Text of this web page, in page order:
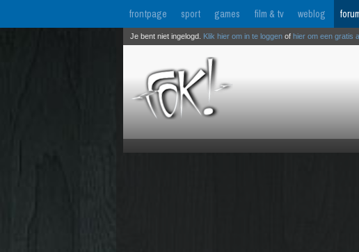
frontpage sport games film & tv weblog
Je bent niet ingelogd. Klik hier om in te loggen of hier om een gratis